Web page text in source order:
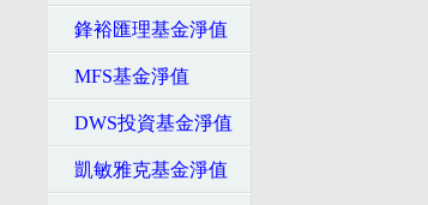
鋒裕匯理基金淨值
MFS基金淨值
DWS投資基金淨值
凱敏雅克基金淨值